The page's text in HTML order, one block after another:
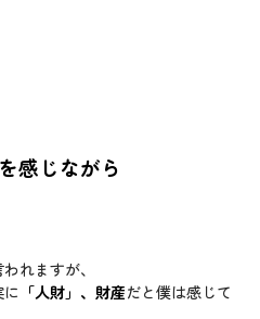
感じながら
れますが、
「人財」、財産だと僕は感じて